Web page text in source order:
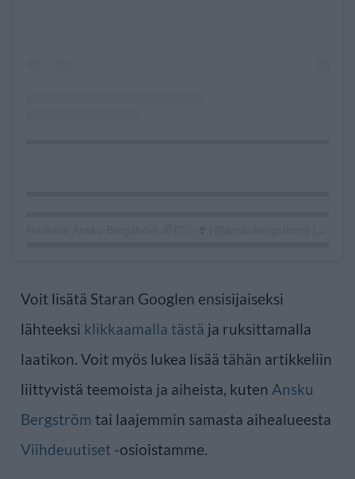
Voit lisätä Staran Googlen ensisijaiseksi
lähteeksi klikkaamalla tästä ja ruksittamalla
laatikon. Voit myös lukea lisää tähän artikkeliin
liittyvistä teemoista ja aiheista, kuten Ansku
Bergström tai laajemmin samasta aihealueesta
Viihdeuutiset -osioistamme.